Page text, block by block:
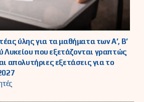
ύλης για τα μαθήματα των Α’, Β’
Λυκείου που εξετάζονται γραπτώς
απολυτήριες εξετάσεις για το